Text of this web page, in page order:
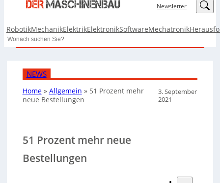
Newsletter LinkedIn
RobotikMechanikElektrikElektronikSoftwareMechatronik
Search
NEWS
Home» Allgemein » 51 Prozent mehr
neue Bestellungen
3. September
2021
51 Prozent mehr neue
Bestellungen